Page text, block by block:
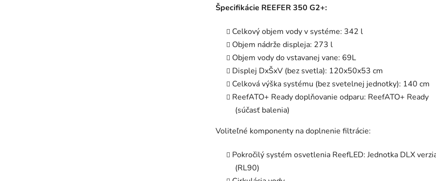
Špecifikácie REEFER 350 G2+:
Celkový objem vody v systéme: 342 l
Objem nádrže displeja: 273 l
Objem vody do vstavanej vane: 69L
Displej DxŠxV (bez svetla): 120x50x53 cm
Celková výška systému (bez svetelnej jednotky): 140 cm
ReefATO+ Ready doplňovanie odparu: ReefATO+ Ready
(súčasť balenia)
Voliteľné komponenty na doplnenie filtrácie:
Pokročilý systém osvetlenia ReefLED: Jednotka DLX
(RL90)